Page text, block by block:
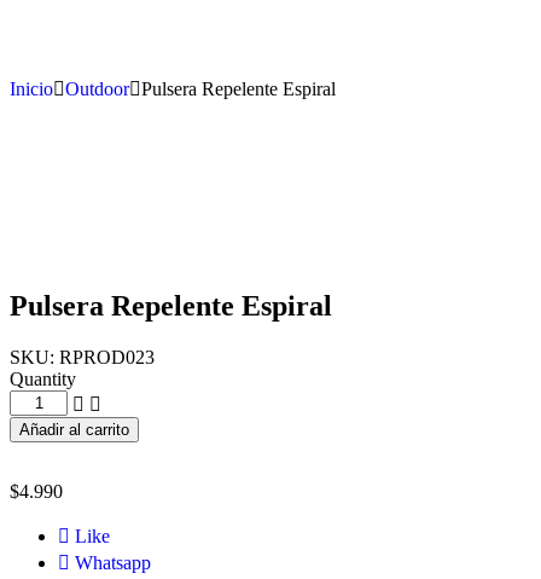
Inicio Outdoor Pulsera Repelente Espiral
Pulsera Repelente Espiral
SKU: RPROD023
Quantity
Añadir al carrito
$4.990
Like
Whatsapp